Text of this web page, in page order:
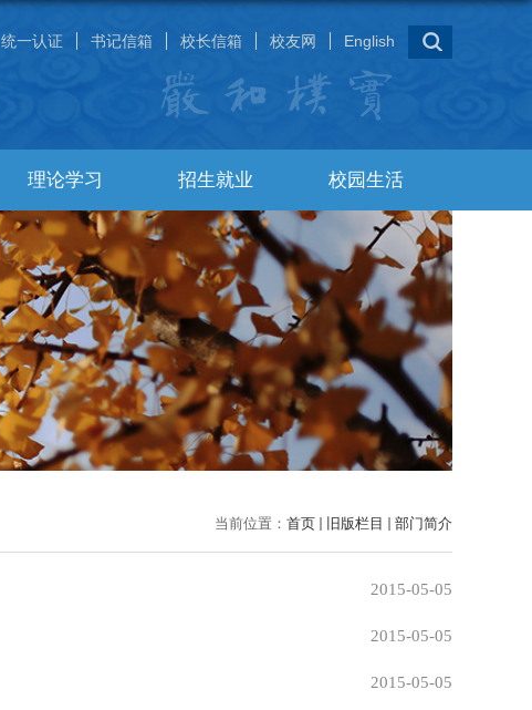
统一认证 书记信箱 校长信箱 校友网 English
理论学习 招生就业 校园生活
当前位置： 首页 旧版栏目 部门简介
2015-05-05
2015-05-05
2015-05-05